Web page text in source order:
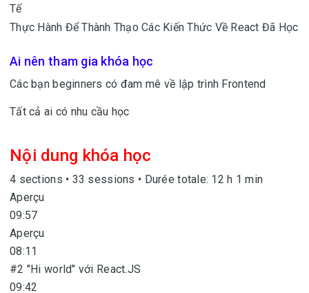
Tế
Thực Hành Để Thành Thạo Các Kiến Thức Về React Đã Học
Ai nên tham gia khóa học
Các bạn beginners có đam mê về lập trình Frontend
Tất cả ai có nhu cầu học
Nội dung khóa học
4 sections • 33 sessions • Durée totale: 12 h 1 min
Aperçu
09:57
Aperçu
08:11
#2 "Hi world" với React.JS
09:42